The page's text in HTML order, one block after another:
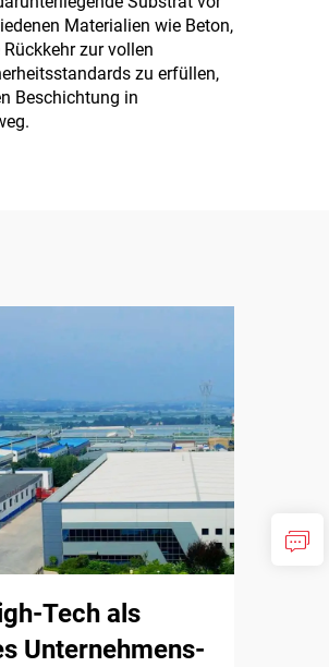
Materialien wie Beton,
zur vollen
zu erfüllen,
Beschichtung in
Tech als
Unternehmens-